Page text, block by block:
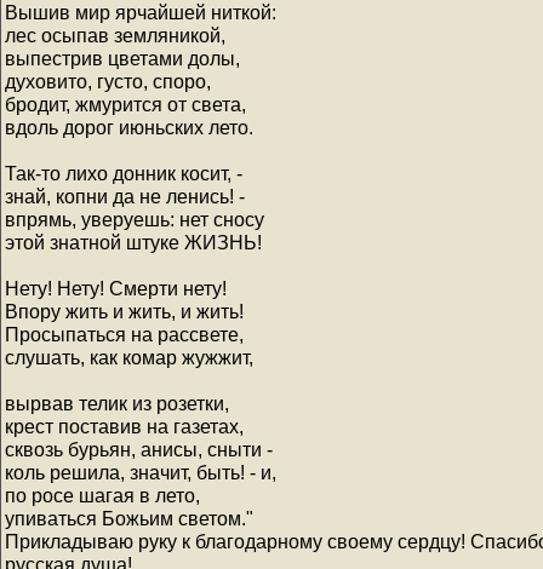
Вышив мир ярчайшей ниткой:
лес осыпав земляникой,
выпестрив цветами долы,
духовито, густо, споро,
бродит, жмурится от света,
вдоль дорог июньских лето.
Так-то лихо донник косит, -
знай, копни да не ленись! -
впрямь, уверуешь: нет сносу
этой знатной штуке ЖИЗНЬ!
Нету! Нету! Смерти нету!
Впору жить и жить, и жить!
Просыпаться на рассвете,
слушать, как комар жужжит,
вырвав телик из розетки,
крест поставив на газетах,
сквозь бурьян, анисы, сныти -
коль решила, значит, быть! - и,
по росе шагая в лето,
упиваться Божьим светом."
Прикладываю руку к благодарному своему сердцу!
русская душа!